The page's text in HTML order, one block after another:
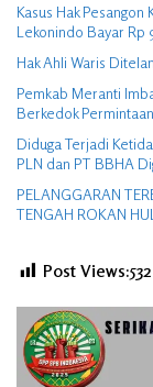
Kasus Hak
Lekonindo Bayar Rp
Hak Ahli Waris
Pemkab Meranti
Berkedok
Diduga Terjadi
PLN dan PT BBHA
PELANGGARAN
TENGAH ROKAN
Post Views:532